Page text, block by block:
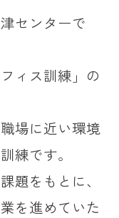
センターで
ィス訓練」の
場に近い環境
練です。
題をもとに、
を進めていた